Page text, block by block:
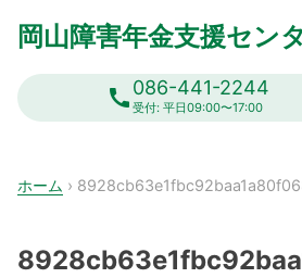
岡山障害年金支援セン
call086-441-2244
受付: 平日09:00〜17:00
ホーム ›